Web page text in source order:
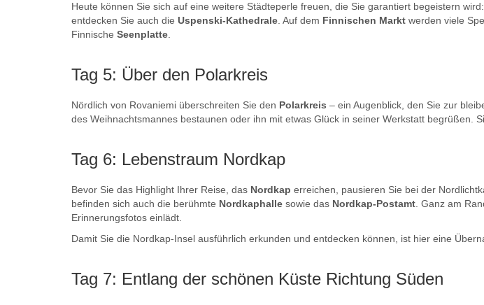
Heute können Sie sich auf eine weitere Städteperle freuen, die Sie garantiert begeistern wird:
entdecken Sie auch die Uspenski-Kathedrale . Auf dem Finnischen Markt werden viele
Finnische Seenplatte
Tag 5: Über den Polarkreis
Nördlich von Rovaniemi überschreiten Sie den Polarkreis – ein Augenblick, den Sie zur
des Weihnachtsmannes bestaunen oder ihn mit etwas Glück in seiner Werkstatt begrüßen.
Tag 6: Lebenstraum Nordkap
Bevor Sie das Highlight Ihrer Reise, das Nordkap erreichen, pausieren Sie bei der
befinden sich auch die berühmte Nordkaphalle sowie das Nordkap-Postamt . Ganz am
Erinnerungsfotos einlädt.
Damit Sie die Nordkap-Insel ausführlich erkunden und entdecken können, ist hier eine
Tag 7: Entlang der schönen Küste Richtung Süden